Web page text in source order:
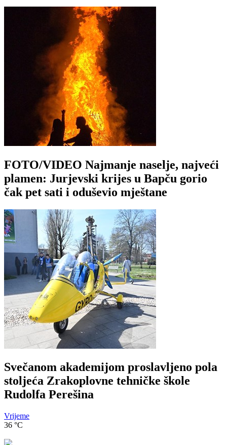
FOTO/VIDEO Najmanje naselje, najveći
plamen: Jurjevski krijes u Bapču gorio
čak pet sati i oduševio mještane
Svečanom akademijom proslavljeno pola
stoljeća Zrakoplovne tehničke škole
Rudolfa Perešina
Vrijeme
36 °C